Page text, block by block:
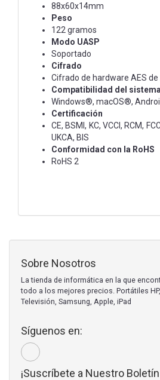
88x60x14mm
Peso
122 gramos
Modo UASP
Soportado
Cifrado
Cifrado de hardware AES de
Compatibilidad del
Windows®, macOS®,
Certificación
CE, BSMI, KC, VCCI, RCM,
UKCA, BIS
Conformidad con la RoHS
RoHS 2
Sobre Nosotros
La tienda de informática en la que
todo a los mejores precios. Portátiles
Televisión, Samsung, Apple, iPad
Síguenos en:
¡Suscríbete a Nuestro